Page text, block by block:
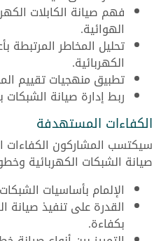
فهم صيانة الكابلات
الهوائية.
تحليل المخاطر المرتبطة
الكهربائية.
تطبيق منهجيات تقييم
ربط إدارة صيانة الشبكات
الكفاءات المستهدفة
سيكتسب المشاركون الكفاءات
صيانة الشبكات الكهربائية
الإلمام بأساسيات
القدرة على تنفيذ صيانة
بكفاءة.